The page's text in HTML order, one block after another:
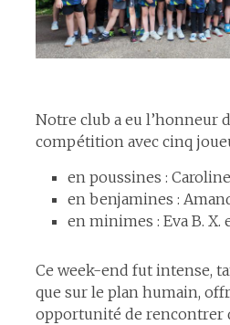
Notre club a eu l’honneur
compétition avec cinq
en poussines :
en benjamines :
en minimes : Eva B. X.
Ce week-end fut intense,
que sur le plan humain,
opportunité de rencontrer